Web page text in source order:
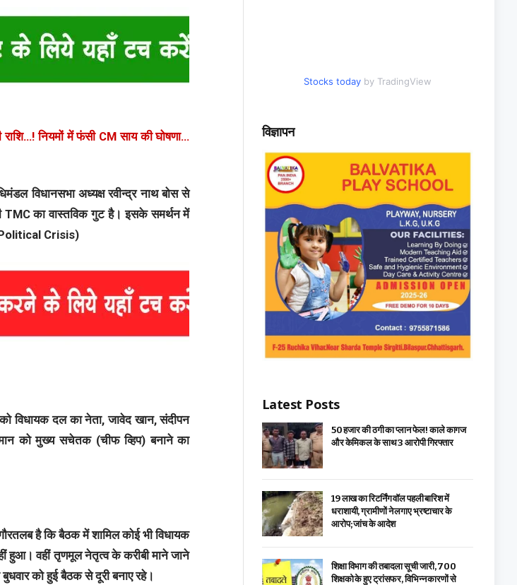
राशि…! नियमों में फंसी CM साय की घोषणा…
विधानसभा अध्यक्ष रवीन्द्र नाथ बोस से
TMC का वास्तविक गुट है। इसके समर्थन में
Political Crisis)
विधायक दल का नेता, जावेद खान, संदीपन
को मुख्य सचेतक (चीफ व्हिप) बनाने का
है कि बैठक में शामिल कोई भी विधायक
हुआ। वहीं तृणमूल नेतृत्व के करीबी माने जाने
को हुई बैठक से दूरी बनाए रहे।
Stocks today by TradingView
विज्ञापन
Latest Posts
₹50 हजार की ठगी का प्लान फेल! काले कागज
और केमिकल के साथ 3 आरोपी गिरफ्तार
19 लाख का रिटर्निंग वॉल पहली बारिश में
धराशायी, ग्रामीणों ने लगाए भ्रष्टाचार के
आरोप; जांच के आदेश
शिक्षा विभाग की तबादला सूची जारी, 700
शिक्षको के हुए ट्रांसफर, विभिन्न कारणों से